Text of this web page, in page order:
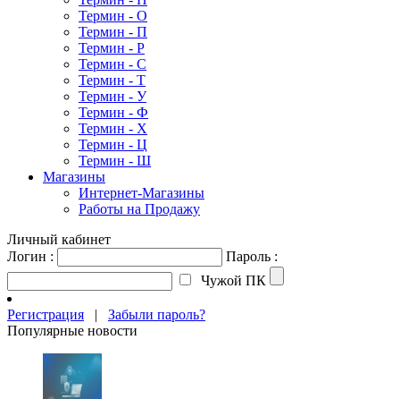
Термин - О
Термин - П
Термин - Р
Термин - С
Термин - Т
Термин - У
Термин - Ф
Термин - Х
Термин - Ц
Термин - Ш
Магазины
Интернет-Магазины
Работы на Продажу
Личный кабинет
Логин :
Пароль :
Чужой ПК
Регистрация | Забыли пароль?
Популярные новости